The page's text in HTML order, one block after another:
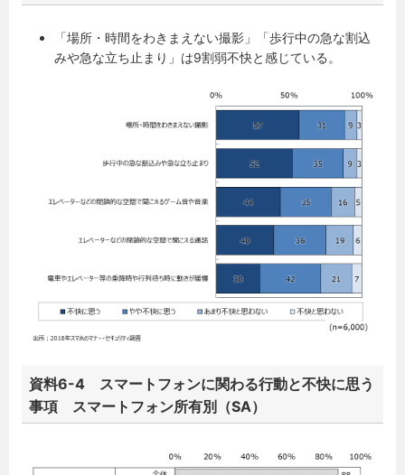
「場所・時間をわきまえない撮影」「歩行中の急な割込
みや急な立ち止まり」は9割弱不快と感じている。
資料6-4 スマートフォンに関わる行動と不快に思う
事項 スマートフォン所有別（SA）